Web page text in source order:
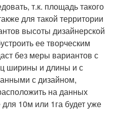
т.к. площадь такого
для такой территории
высоты дизайнерской
ее творческим
без меры вариантов с
ширины и длины и с
с дизайном,
на данных
10м или 1га будет уже